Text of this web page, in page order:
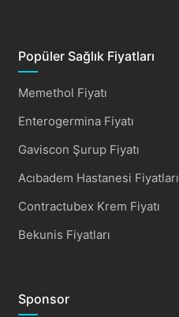
Popüler Sağlık Fiyatları
Memethol Fiyatı
Enterogermina Fiyatı
Gaviscon Şurup Fiyatı
Acıbadem Hastanesi Fiyatları
Contractubex Krem Fiyatı
Bekunis Fiyatları
Sponsor